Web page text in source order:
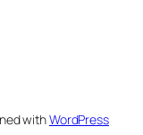
withWordPress